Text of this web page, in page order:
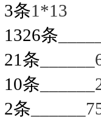
3条1*13
1326条
21条
10条
2条